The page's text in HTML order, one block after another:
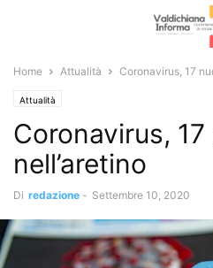
Home Attualità Coronavirus, 17
Attualità
Coronavirus,
nell’aretino
Di redazione - Settembre 10, 2020